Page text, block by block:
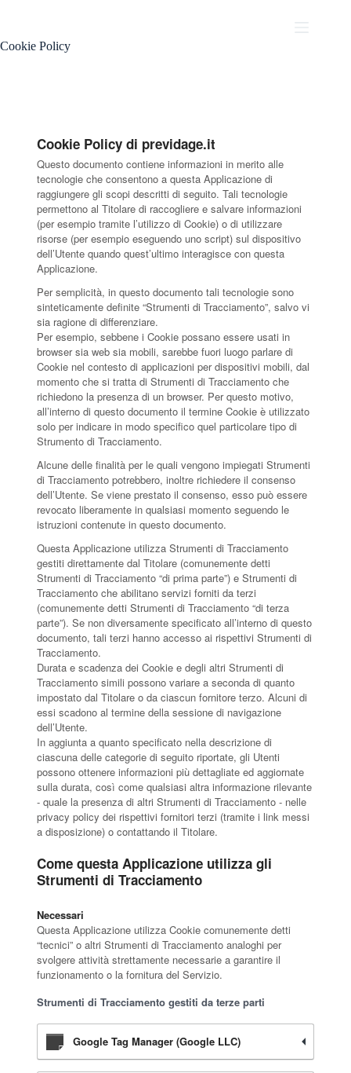
Cookie Policy
Cookie Policy di previdage.it
Questo documento contiene informazioni in merito alle
tecnologie che consentono a questa Applicazione di
raggiungere gli scopi descritti di seguito. Tali tecnologie
permettono al Titolare di raccogliere e salvare informazioni
(per esempio tramite l’utilizzo di Cookie) o di utilizzare
risorse (per esempio eseguendo uno script) sul dispositivo
dell’Utente quando quest’ultimo interagisce con questa
Applicazione.
Per semplicità, in questo documento tali tecnologie sono
sinteticamente definite “Strumenti di Tracciamento”, salvo vi
sia ragione di differenziare.
Per esempio, sebbene i Cookie possano essere usati in
browser sia web sia mobili, sarebbe fuori luogo parlare di
Cookie nel contesto di applicazioni per dispositivi mobili, dal
momento che si tratta di Strumenti di Tracciamento che
richiedono la presenza di un browser. Per questo motivo,
all’interno di questo documento il termine Cookie è utilizzato
solo per indicare in modo specifico quel particolare tipo di
Strumento di Tracciamento.
Alcune delle finalità per le quali vengono impiegati Strumenti
di Tracciamento potrebbero, inoltre richiedere il consenso
dell’Utente. Se viene prestato il consenso, esso può essere
revocato liberamente in qualsiasi momento seguendo le
istruzioni contenute in questo documento.
Questa Applicazione utilizza Strumenti di Tracciamento
gestiti direttamente dal Titolare (comunemente detti
Strumenti di Tracciamento “di prima parte”) e Strumenti di
Tracciamento che abilitano servizi forniti da terzi
(comunemente detti Strumenti di Tracciamento “di terza
parte”). Se non diversamente specificato all’interno di questo
documento, tali terzi hanno accesso ai rispettivi Strumenti di
Tracciamento.
Durata e scadenza dei Cookie e degli altri Strumenti di
Tracciamento simili possono variare a seconda di quanto
impostato dal Titolare o da ciascun fornitore terzo. Alcuni di
essi scadono al termine della sessione di navigazione
dell’Utente.
In aggiunta a quanto specificato nella descrizione di
ciascuna delle categorie di seguito riportate, gli Utenti
possono ottenere informazioni più dettagliate ed aggiornate
sulla durata, così come qualsiasi altra informazione rilevante
- quale la presenza di altri Strumenti di Tracciamento - nelle
privacy policy dei rispettivi fornitori terzi (tramite i link messi
a disposizione) o contattando il Titolare.
Come questa Applicazione utilizza gli
Strumenti di Tracciamento
Necessari
Questa Applicazione utilizza Cookie comunemente detti
“tecnici” o altri Strumenti di Tracciamento analoghi per
svolgere attività strettamente necessarie a garantire il
funzionamento o la fornitura del Servizio.
Strumenti di Tracciamento gestiti da terze parti
Google Tag Manager (Google LLC)